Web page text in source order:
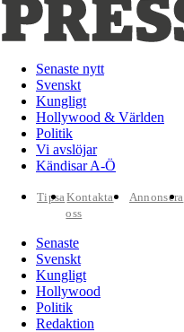
Senaste nytt
Svenskt
Kungligt
Hollywood & Världen
Politik
Vi avslöjar
Kändisar A-Ö
TipsaKontakta
oss
Annonsera
Senaste
Svenskt
Kungligt
Hollywood
Politik
Redaktion